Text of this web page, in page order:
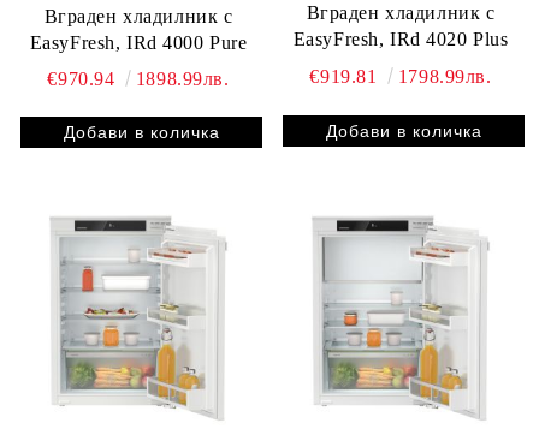
Вграден хладилник с
EasyFresh, IRd 4000 Pure
€970.94
1898.99лв.
Вграден хладилник с
EasyFresh, IRd 4020 Plus
€919.81
1798.99лв.